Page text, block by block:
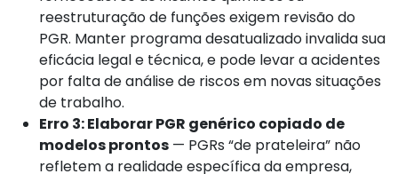
reestruturação de funções exigem revisão do
PGR. Manter programa desatualizado invalida sua
eficácia legal e técnica, e pode levar a acidentes
por falta de análise de riscos em novas situações
de trabalho.
Erro 3: Elaborar PGR genérico copiado de
modelos prontos — PGRs “de prateleira” não
refletem a realidade específica da empresa,